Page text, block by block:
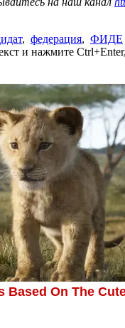
, федерация, ФИДЕ
и нажмите